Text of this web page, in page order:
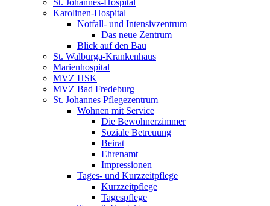
St. Johannes-Hospital
Karolinen-Hospital
Notfall- und Intensivzentrum
Das neue Zentrum
Blick auf den Bau
St. Walburga-Krankenhaus
Marienhospital
MVZ HSK
MVZ Bad Fredeburg
St. Johannes Pflegezentrum
Wohnen mit Service
Die Bewohnerzimmer
Soziale Betreuung
Beirat
Ehrenamt
Impressionen
Tages- und Kurzzeitpflege
Kurzzeitpflege
Tagespflege